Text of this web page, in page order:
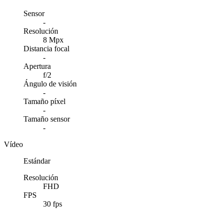
Sensor
-
Resolución
8 Mpx
Distancia focal
-
Apertura
f/2
Ángulo de visión
-
Tamaño píxel
-
Tamaño sensor
-
Vídeo
Estándar
Resolución
FHD
FPS
30 fps